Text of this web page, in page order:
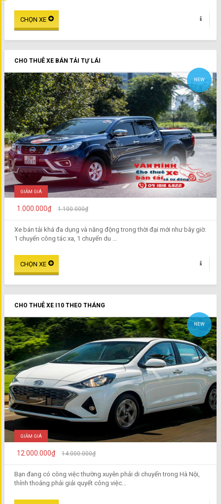
CHO THUÊ XE BÁN TẢI TỰ LÁI
NEW
GIẢM GIÁ
1.000.000₫ 1.100.000₫
Xe bán tải khá đa dụng và năng động trong thời đại mới như bây giờ.
1 chuyến công tác xa, 1 chuyến du ...
CHO THUÊ XE I10 THEO THÁNG
NEW
GIẢM GIÁ
12.000.000₫ 14.000.000₫
Bạn đang có công việc thường xuyên phải di chuyển trong Hà Nội,
thỉnh thoảng phải giải quyết công việc...